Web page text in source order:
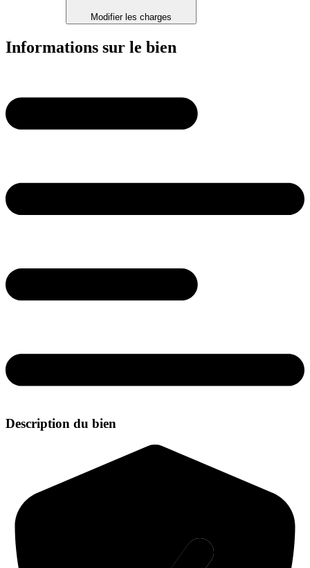
Modifier les charges
Informations sur le bien
Description du bien